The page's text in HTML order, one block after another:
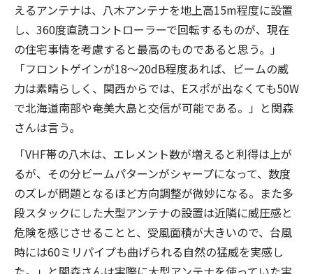
えるアンテナは、八木アンテナを地上高15m程度に設置
し、360度直読コントローラーで回転するものが、現在
の住宅事情を考慮すると最高のものであると思う。」
「フロントゲインが18〜20dB程度あれば、ビームの威
力は素晴らしく、関西からでは、Eスポが出なくても50W
で北海道南部や奄美大島と交信が可能である。」と関森
さんは言う。
「VHF帯の八木は、エレメント数が増えると利得は上が
るが、その分ビームパターンがシャープになって、数度
のズレが問題となるほど方向調整が微妙になる。また多
段スタックにした大型アンテナの設置は近隣に威圧感と
危険を感じさせることと、受風面積が大きいので、台風
時には60ミリパイプも曲げられる自然の猛威を実感し